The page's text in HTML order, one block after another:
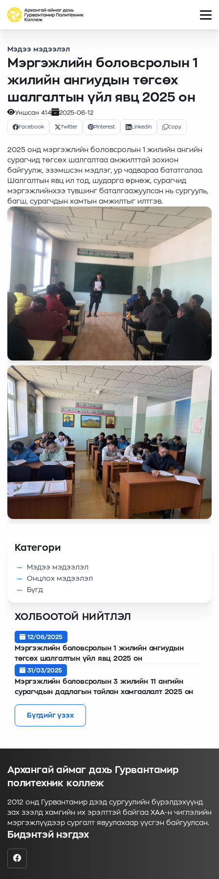
Мэдээ мэдээлэл
Мэргэжлийн боловсролын 1
жилийн ангиудын төгсөх
шалгалтын үйл явц 2025 он
Уншсан 414 2025-06-12
Facebook Twitter Pinterest Linkedin Copy
2025 онд мэргэжлийн боловсролын 1 жилийн ангийн
сурагчид төгсөх шалгалтаа амжилттай зохион
байгуулж, эзэмшсэн мэдлэг, ур чадвараа бататгалаа.
Шалгалтын явц ил тод, шударга өрнөж, сурагчид
мэргэжлийнхээ түвшинг баталгаажуулсан нь сургууль,
багш, сурагчдын хамтын амжилтыг илтгэв.
Категори
Мэдээ мэдээлэл
Онцлох мэдээлэл
Бүгд
ХОЛБООТОЙ НИЙТЛЭЛ
12/06/2025
Мэргэжлийн боловсролын 1 жилийн ангиудын
төгсөх шалгалтын үйл явц 2025 он
31/03/2025
Мэргэжлийн боловсролын 3 жилийн 11 ангийн
сурагчдын дадлагын тайлан хамгаалалт 2025 он
Бүгдийг үзэх
Архангай аймаг дахь Гурвантамир
политехник коллеж
2012 онд Гурвантамир дээд сургуулийн бүрэлдэхүүнд
зах зээлд хамгийн их эрэлттэй байгаа ХАА-н чиглэлийн
мэргэжлүүдээр сургалт явуулахаар үүсгэн байгуулсан.
Бидэнтэй нэгдэх